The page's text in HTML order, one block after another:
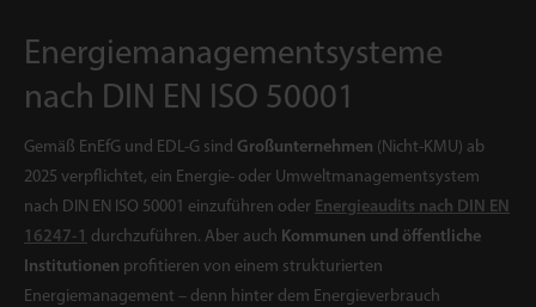
Energiemanagementsysteme
nach DIN EN ISO 50001
Gemäß EnEfG und EDL-G sind Großunternehmen (Nicht-KMU) ab
2025 verpflichtet, ein Energie- oder Umweltmanagementsystem
nach DIN EN ISO 50001 einzuführen oder Energieaudits nach DIN EN
16247-1 durchzuführen. Aber auch Kommunen und öffentliche
Institutionen profitieren von einem strukturierten
Energiemanagement – denn hinter dem Energieverbrauch